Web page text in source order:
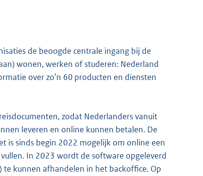
de beoogde centrale ingang bij de
wonen, werken of studeren: Nederland
over zo’n 60 producten en diensten
zodat Nederlanders vanuit
leveren en online kunnen betalen. De
is sinds begin 2022 mogelijk om online een
In 2023 wordt de software opgeleverd
kunnen afhandelen in het backoffice. Op